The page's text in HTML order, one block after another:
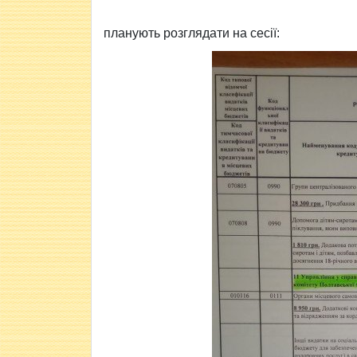
планують розглядати на сесії: